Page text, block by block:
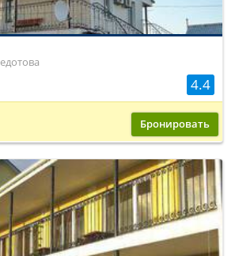
4.4
Бронировать